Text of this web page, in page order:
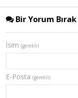
Bir Yorum Bırak
İsim (gerekli)
E-Posta (gerekli)